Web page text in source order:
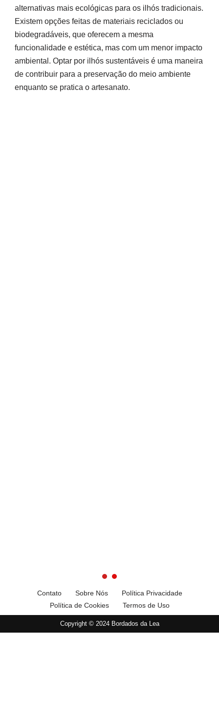
alternativas mais ecológicas para os ilhós tradicionais.
Existem opções feitas de materiais reciclados ou
biodegradáveis, que oferecem a mesma
funcionalidade e estética, mas com um menor impacto
ambiental. Optar por ilhós sustentáveis é uma maneira
de contribuir para a preservação do meio ambiente
enquanto se pratica o artesanato.
Contato Sobre Nós
Política Privacidade
Política de Cookies
Termos de Uso
Copyright © 2024 Bordados da Lea